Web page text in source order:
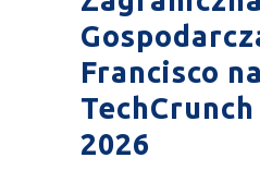
Francisco na
2026